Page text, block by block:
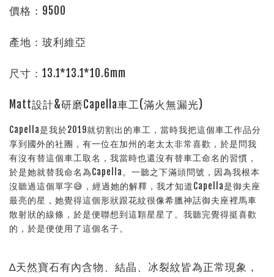
價格：9500
產地：玻利維亞
尺寸：13.1*13.1*10.6mm
Matt設計&研磨Capella車工(滿火無漏光)
Capella是我於2019就切割出的車工，當時我把這個車工作品分
享到國外的社團，有一位在加州的老太太非常喜歡，於是問我
有沒有替這個車工取名，我當時也還沒有替車工命名的習慣，
於是她就替我命名為Capella。一聽之下滿頭問號，因為我根本
沒聽過這個單字😅，經過她的解釋，我才知道Capella是御夫座
最亮的星，她覺得這個形狀跟花紋很像希臘神話御夫座裡馬車
散射狀的線條，於是便聯想到這顆星星了。我聽完覺得挺喜歡
的，於是便使用了這個名子。
∆天然寶石有內含物、結晶、冰裂紋皆為正常現象，